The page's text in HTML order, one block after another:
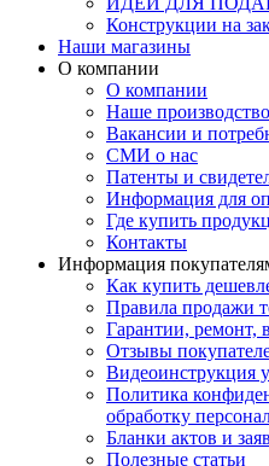
Конструкции на
Наши магазины
О компании
О компании
Наше производство
Вакансии и
СМИ о нас
Патенты и
Информация для
Где купить
Контакты
Информация
Как купить
Правила продажи
Гарантии, ремонт,
Отзывы
Видеоинструкция
Политика
обработку
Бланки актов и
Полезные статьи